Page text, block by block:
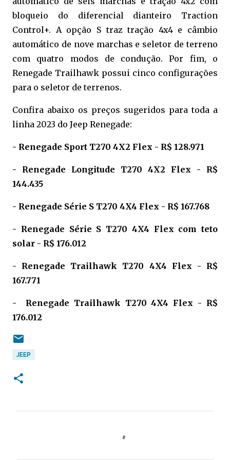
bloqueio do diferencial dianteiro Traction
Control+. A opção S traz tração 4x4 e câmbio
automático de nove marchas e seletor de terreno
com quatro modos de condução. Por fim, o
Renegade Trailhawk possui cinco configurações
para o seletor de terrenos.
Confira abaixo os preços sugeridos para toda a
linha 2023 do Jeep Renegade:
- Renegade Sport T270 4X2 Flex - R$ 128.971
- Renegade Longitude T270 4X2 Flex - R$
144.435
- Renegade Série S T270 4X4 Flex - R$ 167.768
- Renegade Série S T270 4X4 Flex com teto
solar - R$ 176.012
- Renegade Trailhawk T270 4X4 Flex - R$
167.771
- Renegade Trailhawk T270 4X4 Flex - R$
176.012
JEEP